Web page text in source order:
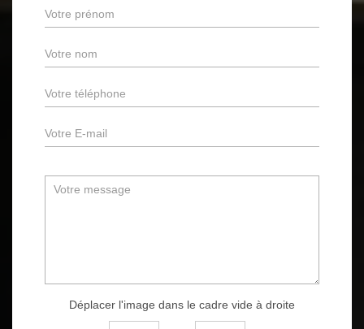
Déplacer l'image dans le cadre vide à droite